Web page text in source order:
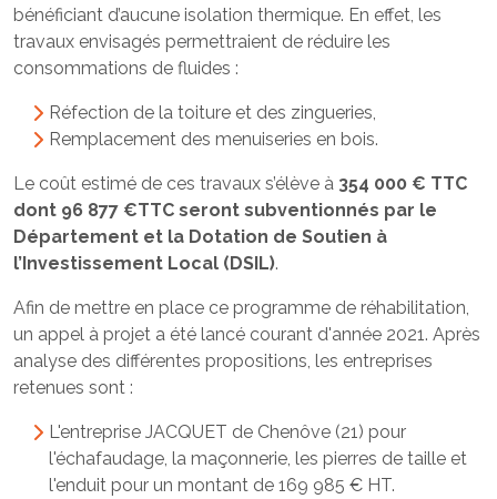
bénéficiant d’aucune isolation thermique. En effet, les
travaux envisagés permettraient de réduire les
consommations de fluides :
Réfection de la toiture et des zingueries,
Remplacement des menuiseries en bois.
Le coût estimé de ces travaux s’élève à 354 000 € TTC
dont 96 877 €TTC seront subventionnés par le
Département et la Dotation de Soutien à
l’Investissement Local (DSIL).
Afin de mettre en place ce programme de réhabilitation,
un appel à projet a été lancé courant d'année 2021. Après
analyse des différentes propositions, les entreprises
retenues sont :
L'entreprise JACQUET de Chenôve (21) pour
l'échafaudage, la maçonnerie, les pierres de taille et
l'enduit pour un montant de 169 985 € HT.